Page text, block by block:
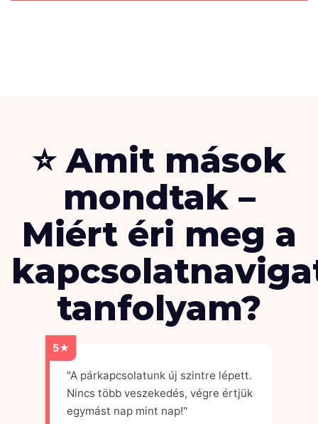
⭐ Amit mások
mondtak –
Miért éri meg a
tanfolyam?
5★
"A párkapcsolatunk új szintre lépett.
Nincs több veszekedés, végre értjük
egymást nap mint nap!"